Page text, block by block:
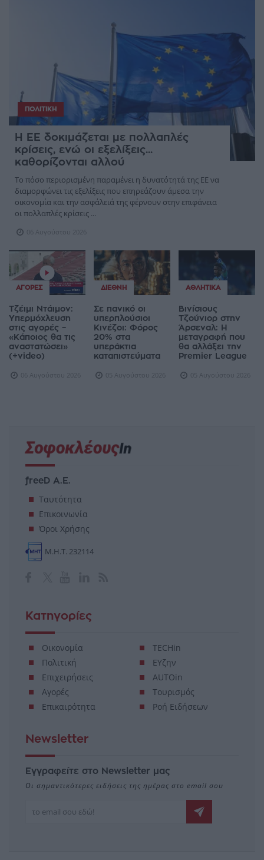
ΠΟΛΙΤΙΚΉ
Η ΕΕ δοκιμάζεται με πολλαπλές
κρίσεις, ενώ οι εξελίξεις...
καθορίζονται αλλού
Το πόσο περιορισμένη παραμένει η δυνατότητά της ΕΕ να
διαμορφώνει τις εξελίξεις που επηρεάζουν άμεσα την
οικονομία και την ασφάλειά της φέρνουν στην επιφάνεια
οι πολλαπλές κρίσεις ...
06 Αυγούστου 2026
ΑΓΟΡΈΣ
Τζέιμι Ντάιμον:
Υπερμόχλευση
στις αγορές –
«Κάποιος θα τις
αναστατώσει»
(+video)
06 Αυγούστου 2026
ΔΙΕΘΝΉ
Σε πανικό οι
υπερπλούσιοι
Κινέζοι: Φόρος
20% στα
υπεράκτια
καταπιστεύματα
05 Αυγούστου 2026
ΑΘΛΗΤΙΚΆ
Βινίσιους
Τζούνιορ στην
Άρσεναλ: Η
μεταγραφή που
θα αλλάξει την
Premier League
05 Αυγούστου 2026